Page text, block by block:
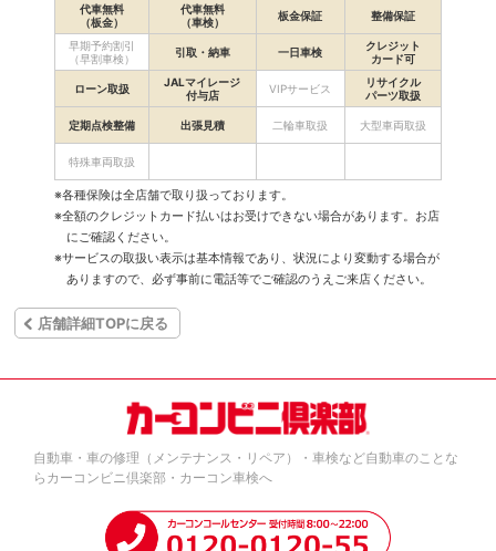
代車無料
（板金）
代車無料
（車検）
板金保証 整備保証
早期予約割引
（早割車検）
引取・納車 一日車検
クレジット
カード可
ローン取扱
JALマイレージ
付与店
VIPサービス
リサイクル
パーツ取扱
定期点検整備 出張見積 二輪車取扱 大型車両取扱
特殊車両取扱
※各種保険は全店舗で取り扱っております。
※全額のクレジットカード払いはお受けできない場合があります。お店
にご確認ください。
※サービスの取扱い表示は基本情報であり、状況により変動する場合が
ありますので、必ず事前に電話等でご確認のうえご来店ください。
店舗詳細TOPに戻る
自動車・車の修理（メンテナンス・リペア）・車検など自動車のことな
らカーコンビニ倶楽部・カーコン車検へ